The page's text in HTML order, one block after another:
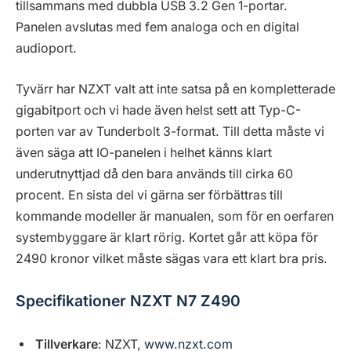
tillsammans med dubbla USB 3.2 Gen 1-portar.
Panelen avslutas med fem analoga och en digital
audioport.
Tyvärr har NZXT valt att inte satsa på en kompletterade
gigabitport och vi hade även helst sett att Typ-C-
porten var av Tunderbolt 3-format. Till detta måste vi
även säga att IO-panelen i helhet känns klart
underutnyttjad då den bara används till cirka 60
procent. En sista del vi gärna ser förbättras till
kommande modeller är manualen, som för en oerfaren
systembyggare är klart rörig. Kortet går att köpa för
2490 kronor vilket måste sägas vara ett klart bra pris.
Specifikationer NZXT N7 Z490
Tillverkare: NZXT, www.nzxt.com